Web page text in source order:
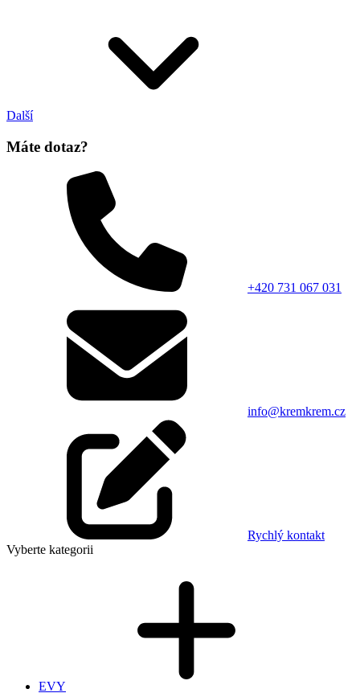
Další
Máte dotaz?
+420 731 067 031
info@kremkrem.cz
Rychlý kontakt
Vyberte kategorii
EVY